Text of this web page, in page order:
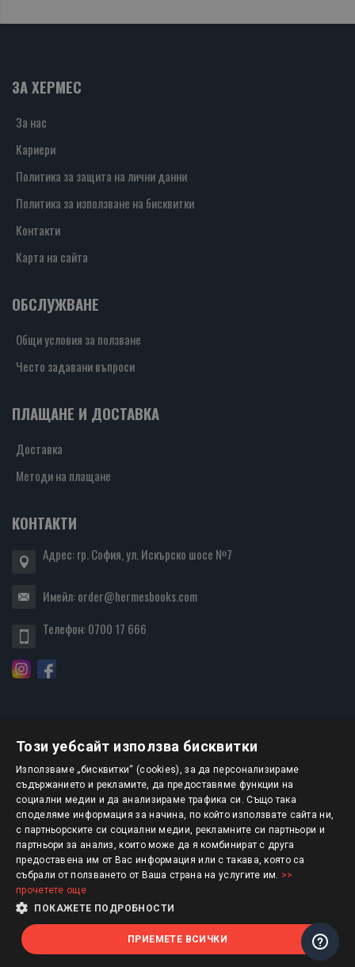
ЗА ХЕРМЕС
За нас
Кариери
Политика за защита на лични данни
Политика за използване на бисквитки
Контакти
Карта на сайта
ОБСЛУЖВАНЕ
Общи условия за ползване
Често задавани въпроси
ПЛАЩАНЕ И ДОСТАВКА
Доставка
Методи на плащане
КОНТАКТИ
Адрес: гр. София, ул. Искърско шосе №7
Имейл:order@hermesbooks.com
Телефон:0700 17 666
БЮЛЕТИН
АБОНИРАНЕ
Авторско право © 2025 HERMESBOOKS.BG
1 EUR = 1.95583 BGN
Този уебсайт използва бисквитки
Използваме „бисквитки“ (cookies), за да персонализираме
съдържанието и рекламите, да предоставяме функции на
социални медии и да анализираме трафика си. Също така
споделяме информация за начина, по който използвате сайта ни,
с партньорските си социални медии, рекламните си партньори и
партньори за анализ, които може да я комбинират с друга
предоставена им от Вас информация или с такава, която са
събрали от ползването от Ваша страна на услугите им. >>
прочетете още
ПОКАЖЕТЕ ПОДРОБНОСТИ
ПРИЕМЕТЕ ВСИЧКИ